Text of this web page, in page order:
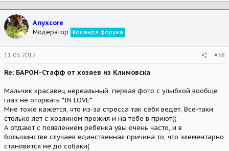
Anyxcore
Модератор Команда форума
11.03.2012 #38
Re: БАРОН-Стафф от хозяев из Климовска
Мальчик красавец нереальный, первая фото с улыбкой вообще
глаз не оторвать *IN LOVE*
Мне тоже кажется, что из-за стресса так себя ведет. Все-таки
столько лет с хозяином прожил и на тебе в приют((
А отдают с появлением ребенка увы очень часто, и в
большинстве случаев единственная причина то, что элементарно
становится не до собаки(